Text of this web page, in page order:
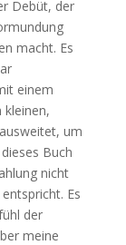
Debüt, der
macht. Es
einem
um
Buch
nicht
Es
der
meine